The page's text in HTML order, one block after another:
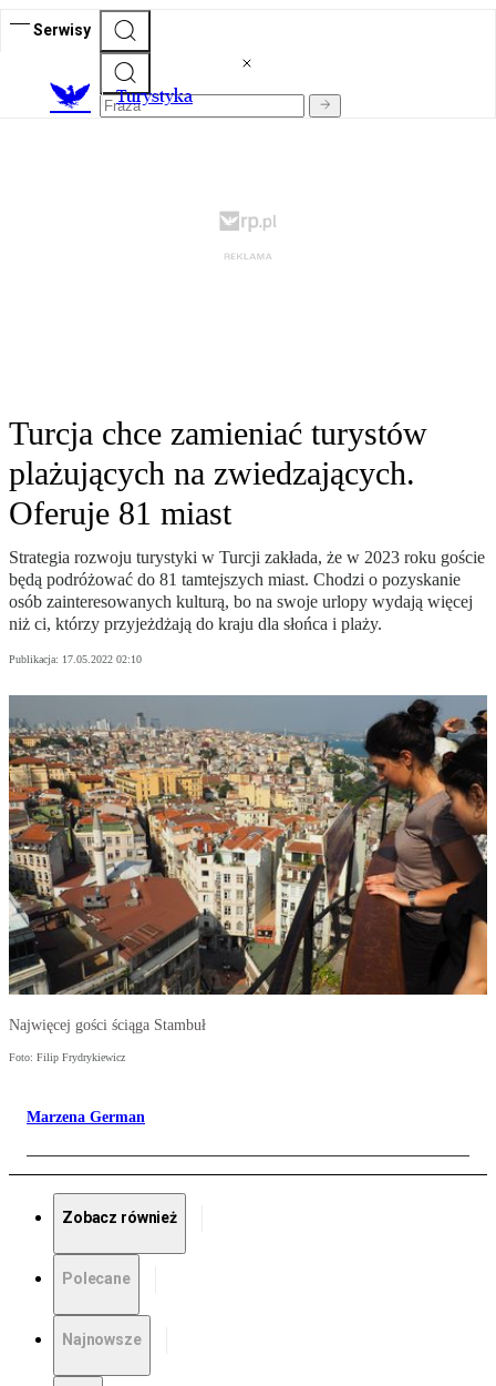
Serwisy
Turystyka
Turcja chce zamieniać turystów
plażujących na zwiedzających.
Oferuje 81 miast
Strategia rozwoju turystyki w Turcji zakłada, że w 2023 roku goście
będą podróżować do 81 tamtejszych miast. Chodzi o pozyskanie
osób zainteresowanych kulturą, bo na swoje urlopy wydają więcej
niż ci, którzy przyjeżdżają do kraju dla słońca i plaży.
Publikacja: 17.05.2022 02:10
Najwięcej gości ściąga Stambuł
Foto: Filip Frydrykiewicz
Marzena German
Zobacz również
Polecane
Najnowsze